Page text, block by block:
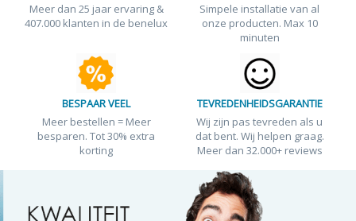
Meer dan 25 jaar ervaring &
407.000 klanten in de benelux
Simpele installatie van al
onze producten. Max 10
minuten
BESPAAR VEEL
Meer bestellen = Meer
besparen. Tot 30% extra
korting
TEVREDENHEIDSGARANTIE
Wij zijn pas tevreden als u
dat bent. Wij helpen graag.
Meer dan 32.000+ reviews